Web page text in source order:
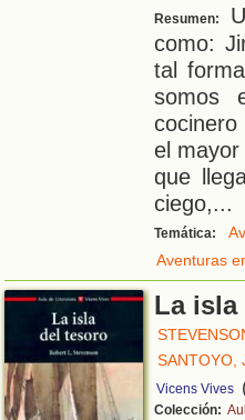
Resumen:
como:
tal
somos
el
que
ciego,...
Temática:
Aventuras
La
SANTOYO,
Vicens Vives
Colección: